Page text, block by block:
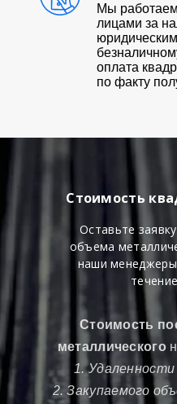
Мы
лицами за
оплата
по факту
Стоимость
Оставьте
объема
наши
Стоимость
металлического
1.
2. Закупаемого